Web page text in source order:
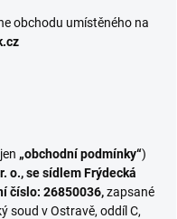
obchodu umístěného na
„obchodní podmínky“)
o., se sídlem Frýdecká
číslo: 26850036,zapsané
soud v Ostravě, oddíl C,